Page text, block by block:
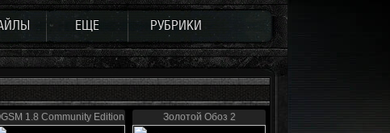
ЕЩЕ РУБРИКИ
1.8 Community Edition Золотой Обоз 2